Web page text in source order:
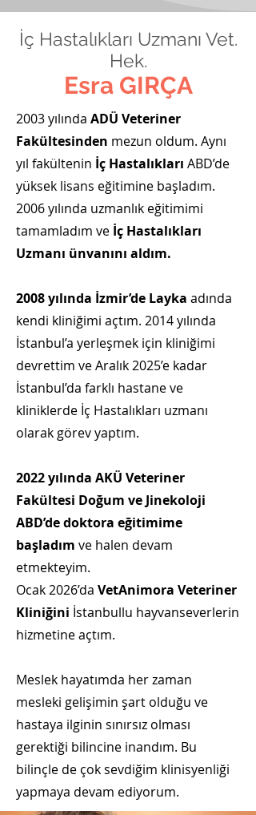
İç Hastalıkları Uzmanı Vet.
Hek.
Esra GIRÇA
2003 yılında ADÜ Veteriner
Fakültesinden mezun oldum. Aynı
yıl fakültenin İç Hastalıkları ABD’de
yüksek lisans eğitimine başladım.
2006 yılında uzmanlık eğitimimi
tamamladım ve İç Hastalıkları
Uzmanı ünvanını aldım.
2008 yılında İzmir’de Layka adında
kendi kliniğimi açtım. 2014 yılında
İstanbul’a yerleşmek için kliniğimi
devrettim ve Aralık 2025’e kadar
İstanbul’da farklı hastane ve
kliniklerde İç Hastalıkları uzmanı
olarak görev yaptım.
2022 yılında AKÜ Veteriner
Fakültesi Doğum ve Jinekoloji
ABD’de doktora eğitimime
başladım ve halen devam
etmekteyim.
Ocak 2026’da VetAnimora Veteriner
Kliniğini İstanbullu hayvanseverlerin
hizmetine açtım.
Meslek hayatımda her zaman
mesleki gelişimin şart olduğu ve
hastaya ilginin sınırsız olması
gerektiği bilincine inandım. Bu
bilinçle de çok sevdiğim klinisyenliği
yapmaya devam ediyorum.